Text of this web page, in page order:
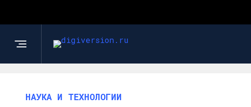
НАУКА И ТЕХНОЛОГИИ